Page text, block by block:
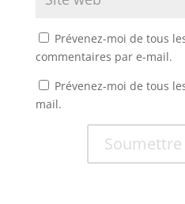
Prévenez-moi de tous
commentaires par e-mail.
Prévenez-moi de tous
mail.